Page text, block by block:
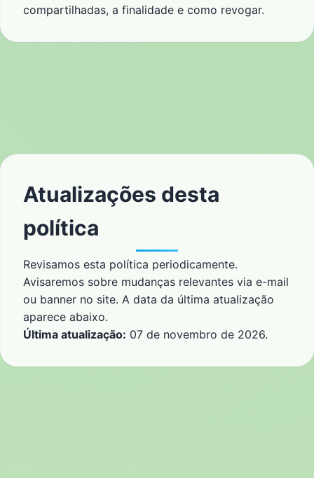
compartilhadas, a finalidade e como revogar.
Atualizações desta
política
Revisamos esta política periodicamente.
Avisaremos sobre mudanças relevantes via e-mail
ou banner no site. A data da última atualização
aparece abaixo.
Última atualização: 07 de novembro de 2026.